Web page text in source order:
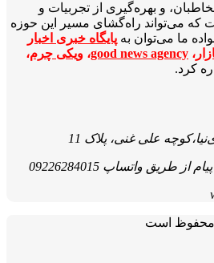
و بهره‌گیری از تجربیات و
که می‌تواند راه‌گشای مسیر این حوزه
ما می‌توان به پایگاه خبری اخبار
، good news agency، ویکی چرم،
کرد.
علی غنی، پلاک 11
طریق واتساپ 09226284015
محفوظ است